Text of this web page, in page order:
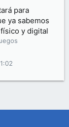
para
ya sabemos
y digital